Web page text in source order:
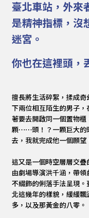
臺北車站，外來
是精神指標， 沒
迷宮。
你也在這裡頭，
擅長將生活碎絮，揉成
下兩位相互陌生的男子
著要去開啟同一個置物
顆⋯⋯頭！？一顆巨大的
去，我就完成他一個願望
這又是一個時空層層交
由劇場導演洪千涵，帶領
不綴飾的俐落手法呈現
北這幾年的樣貌，緩緩
多，以及那黃金的八零。